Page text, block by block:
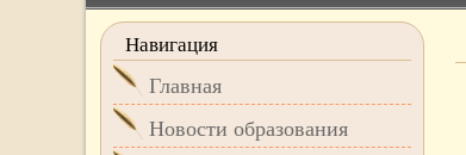
Навигация
Главная
Новости образования